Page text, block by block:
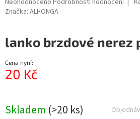
hodnocení
0,0
z
5
hvězdiček.
Neohodnoceno Podrobnosti hodnocení
Značka: ALHONGA
lanko brzdové nerez
Cena nyní:
20 Kč
Skladem (>20 ks)